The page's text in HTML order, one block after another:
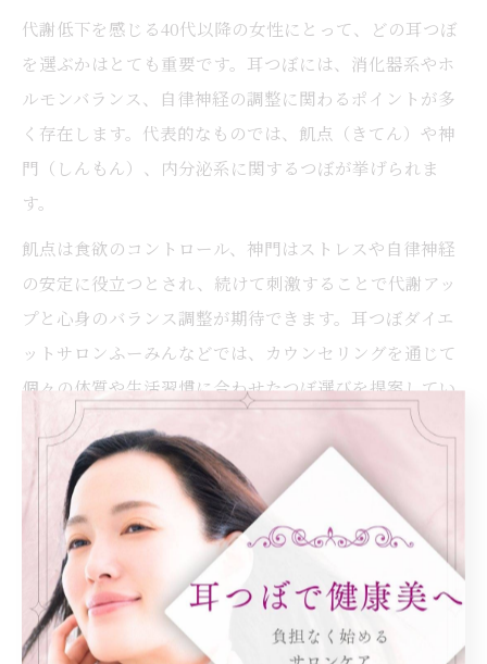
代謝低下を感じる40代以降の女性にとって、どの耳つぼ
を選ぶかはとても重要です。耳つぼには、消化器系やホ
ルモンバランス、自律神経の調整に関わるポイントが多
く存在します。代表的なものでは、飢点（きてん）や神
門（しんもん）、内分泌系に関するつぼが挙げられま
す。
飢点は食欲のコントロール、神門はストレスや自律神経
の安定に役立つとされ、続けて刺激することで代謝アッ
プと心身のバランス調整が期待できます。耳つぼダイエ
ットサロンふーみんなどでは、カウンセリングを通じて
個々の体質や生活習慣に合わせたつぼ選びを提案してい
ます。
自宅で行う場合も、簡単なセルフケアから始めることが
できますが、効果を高めたい場合は専門家のアドバイス
を受けるのがおすすめです。間違ったつぼを刺激する
と、思ったような結果が得られない場合もあるため、正
しい知識と方法でケアを続けることが大切です。